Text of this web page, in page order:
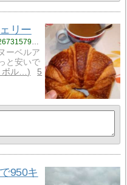
リー
https://ameblo.jp/le-beau-dauphin/entry-12673157927.html
ーベルア
と安いで
ボル…
5
950キ